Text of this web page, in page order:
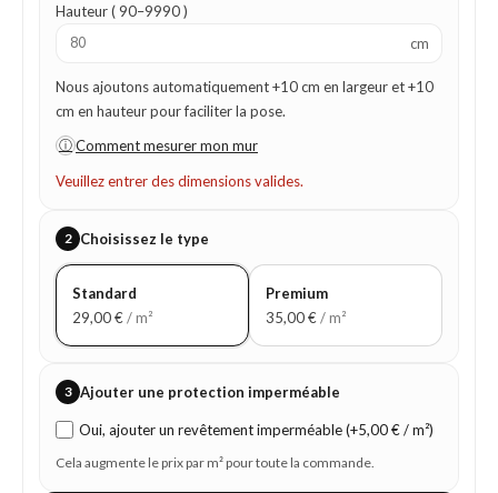
Hauteur ( 90–9990 )
cm
Nous ajoutons automatiquement +10 cm en largeur et +10
cm en hauteur pour faciliter la pose.
ⓘ Comment mesurer mon mur
Veuillez entrer des dimensions valides.
2 Choisissez le type
Standard
29,00€/ m²
Premium
35,00€/ m²
3 Ajouter une protection imperméable
Oui, ajouter un revêtement imperméable (+5,00 € / m²)
Cela augmente le prix par m² pour toute la commande.